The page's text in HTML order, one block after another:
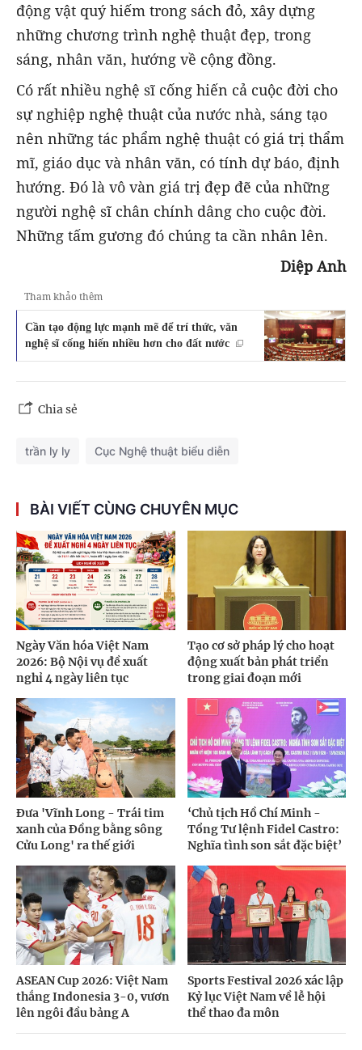
động vật quý hiếm trong sách đỏ, xây dựng
những chương trình nghệ thuật đẹp, trong
sáng, nhân văn, hướng về cộng đồng.
Có rất nhiều nghệ sĩ cống hiến cả cuộc đời cho
sự nghiệp nghệ thuật của nước nhà, sáng tạo
nên những tác phẩm nghệ thuật có giá trị thẩm
mĩ, giáo dục và nhân văn, có tính dự báo, định
hướng. Đó là vô vàn giá trị đẹp đẽ của những
người nghệ sĩ chân chính dâng cho cuộc đời.
Những tấm gương đó chúng ta cần nhân lên.
Diệp Anh
Tham khảo thêm
Cần tạo động lực mạnh mẽ để trí thức, văn
nghệ sĩ cống hiến nhiều hơn cho đất nước
Chia sẻ
trần ly ly Cục Nghệ thuật biểu diễn
BÀI VIẾT CÙNG CHUYÊN MỤC
Ngày Văn hóa Việt Nam
2026: Bộ Nội vụ đề xuất
nghỉ 4 ngày liên tục
Tạo cơ sở pháp lý cho hoạt
động xuất bản phát triển
trong giai đoạn mới
Đưa 'Vĩnh Long - Trái tim
xanh của Đồng bằng sông
Cửu Long' ra thế giới
‘Chủ tịch Hồ Chí Minh -
Tổng Tư lệnh Fidel Castro:
Nghĩa tình son sắt đặc biệt’
ASEAN Cup 2026: Việt Nam
thắng Indonesia 3-0, vươn
lên ngôi đầu bảng A
Sports Festival 2026 xác lập
Kỷ lục Việt Nam về lễ hội
thể thao đa môn